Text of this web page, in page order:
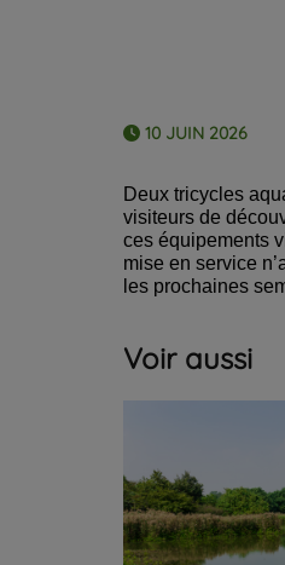
10 JUIN 2026
Deux tricycles
visiteurs de
ces équipements
mise en service
les prochaines
Voir aussi